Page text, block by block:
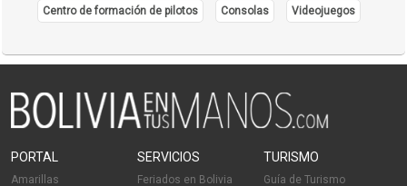
Centro de formación de pilotos Consolas Videojuegos
PORTAL
Amarillas
SERVICIOS
Feriados en Bolivia
TURISMO
Guía de Turismo